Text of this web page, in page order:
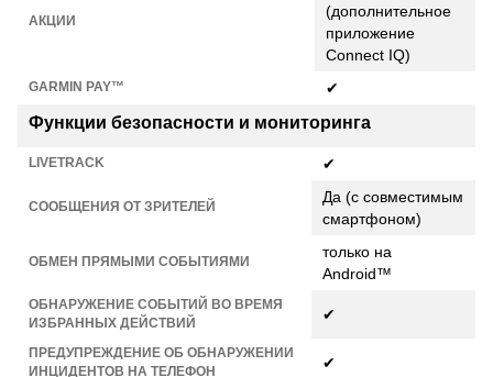
АКЦИИ
(дополнительное
приложение
Connect IQ)
GARMIN PAY™ ✔
Функции безопасности и мониторинга
LIVETRACK ✔
СООБЩЕНИЯ ОТ ЗРИТЕЛЕЙ
Да (с совместимым
смартфоном)
ОБМЕН ПРЯМЫМИ СОБЫТИЯМИ
только на
Android™
ОБНАРУЖЕНИЕ СОБЫТИЙ ВО ВРЕМЯ
ИЗБРАННЫХ ДЕЙСТВИЙ
✔
ПРЕДУПРЕЖДЕНИЕ ОБ ОБНАРУЖЕНИИ
ИНЦИДЕНТОВ НА ТЕЛЕФОН
✔